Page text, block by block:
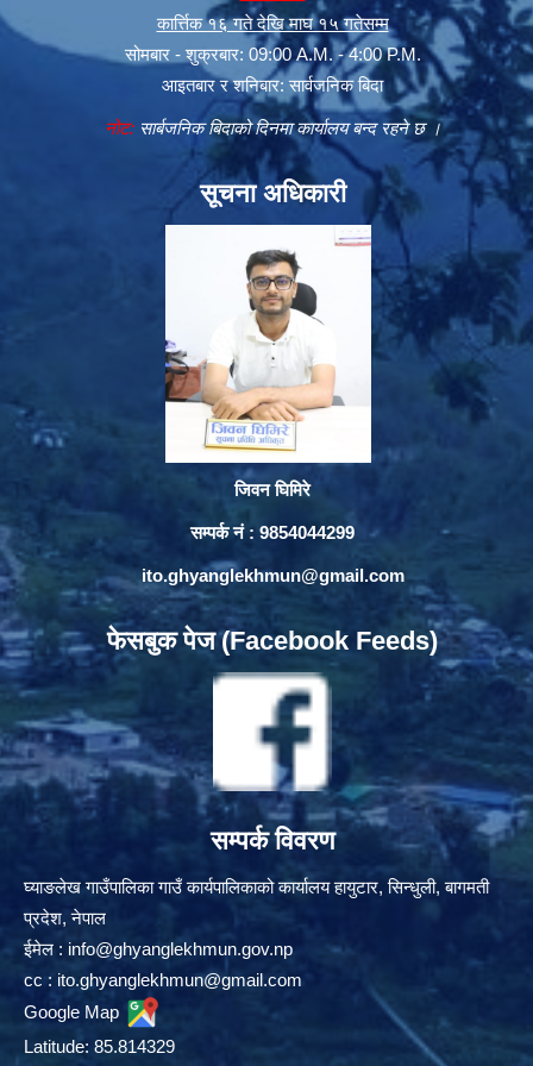
कार्त्तिक १६ गते देखि माघ १५ गतेसम्म
सोमबार - शुक्रबार: 09:00 A.M. - 4:00 P.M.
आइतबार र शनिबार: सार्वजनिक बिदा
नोट:सार्बजनिक बिदाको दिनमा कार्यालय बन्द रहने छ ।
सूचना अधिकारी
जिवन घिमिरे
सम्पर्क नं : 9854044299
ito.ghyanglekhmun@gmail.com
फेसबुक पेज (Facebook Feeds)
सम्पर्क विवरण
घ्याङलेख गाउँपालिका गाउँ कार्यपालिकाको कार्यालय हायुटार, सिन्धुली, बागमती
प्रदेश, नेपाल
ईमेल : info@ghyanglekhmun.gov.np
cc : ito.ghyanglekhmun@gmail.com
Google Map
Latitude: 85.814329